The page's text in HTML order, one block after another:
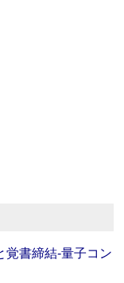
覚書締結‐量子コン